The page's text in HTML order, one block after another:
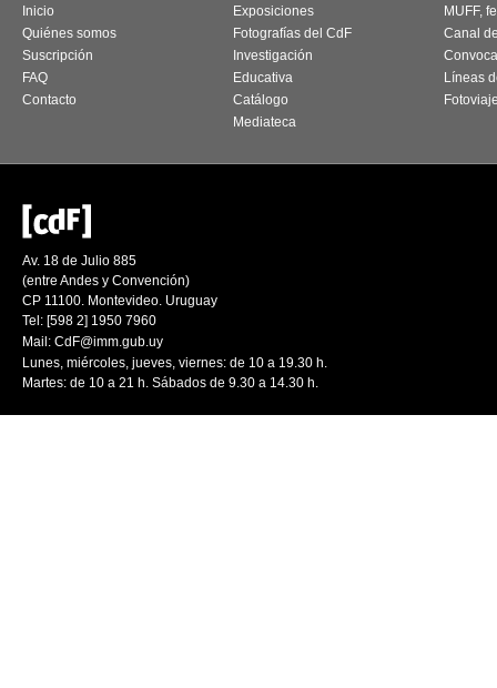
Inicio
Quiénes somos
Suscripción
FAQ
Contacto
Exposiciones
Fotografías del CdF
Investigación
Educativa
Catálogo
Mediateca
MUFF,
Canal
Líneas
Av. 18 de Julio 885
(entre Andes y Convención)
CP 11100. Montevideo. Uruguay
Tel: [598 2] 1950 7960
Mail: CdF@imm.gub.uy
Lunes, miércoles, jueves, viernes: de 10 a 19.30 h.
Martes: de 10 a 21 h. Sábados de 9.30 a 14.30 h.